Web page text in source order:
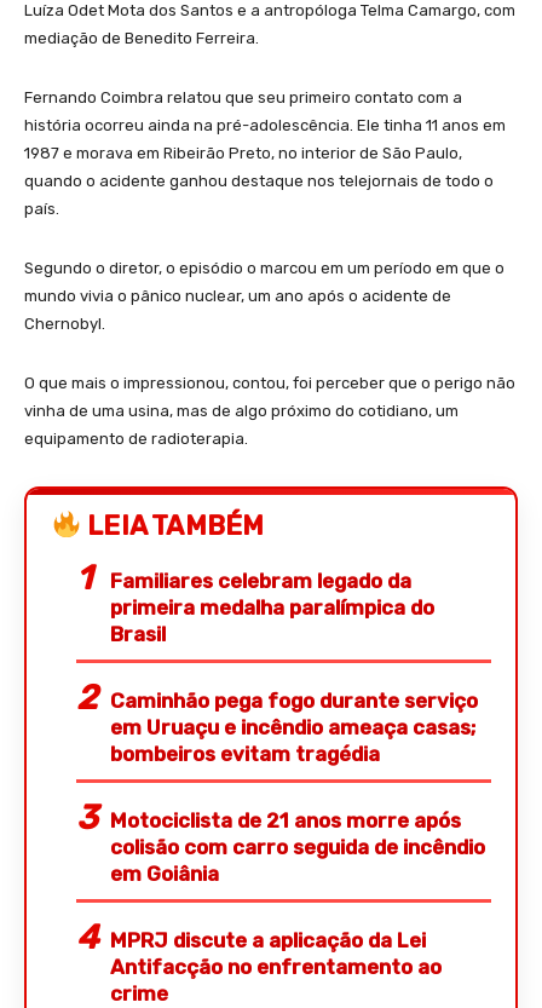
Luíza Odet Mota dos Santos e a antropóloga Telma Camargo, com
mediação de Benedito Ferreira.
Fernando Coimbra relatou que seu primeiro contato com a
história ocorreu ainda na pré-adolescência. Ele tinha 11 anos em
1987 e morava em Ribeirão Preto, no interior de São Paulo,
quando o acidente ganhou destaque nos telejornais de todo o
país.
Segundo o diretor, o episódio o marcou em um período em que o
mundo vivia o pânico nuclear, um ano após o acidente de
Chernobyl.
O que mais o impressionou, contou, foi perceber que o perigo não
vinha de uma usina, mas de algo próximo do cotidiano, um
equipamento de radioterapia.
LEIA TAMBÉM
Familiares celebram legado da
primeira medalha paralímpica do
Brasil
Caminhão pega fogo durante serviço
em Uruaçu e incêndio ameaça casas;
bombeiros evitam tragédia
Motociclista de 21 anos morre após
colisão com carro seguida de incêndio
em Goiânia
MPRJ discute a aplicação da Lei
Antifacção no enfrentamento ao
crime